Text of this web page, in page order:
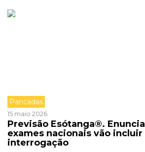
Pancadas
15 maio 2026
Previsão Esótanga®.
exames nacionais vão
interrogação